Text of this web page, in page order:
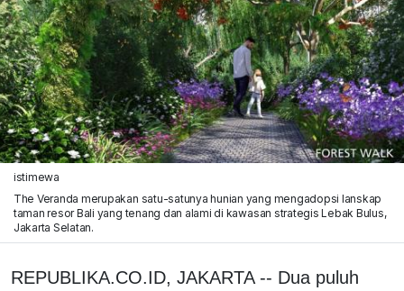
istimewa
The Veranda merupakan satu-satunya hunian yang mengadopsi lanskap
taman resor Bali yang tenang dan alami di kawasan strategis Lebak Bulus,
Jakarta Selatan.
REPUBLIKA.CO.ID, JAKARTA -- Dua puluh